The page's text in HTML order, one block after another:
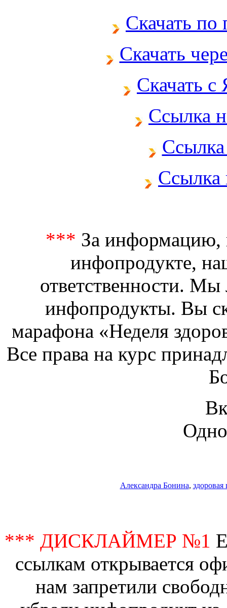
Скачать
Скачать
Скачать
Ссылка
Ссылка
*** За информацию,
инфопродукте,
ответственности.
инфопродукты. Вы
марафона «Неделя
Все права на курс
Александра Бонина, здоровая
*** ДИСКЛАЙМЕР №1
ссылкам открывается
нам запретили